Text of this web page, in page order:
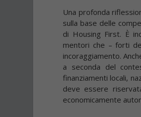
Una profonda
sulla base delle
di Housing First. È
mentori che – forti
incoraggiamento.
a seconda del
finanziamenti locali,
deve essere
economicamente